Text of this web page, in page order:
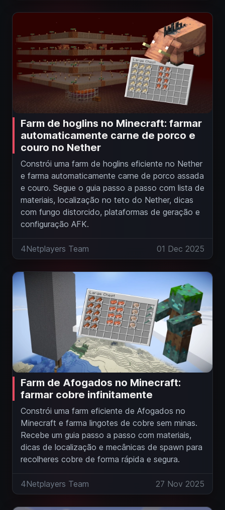
Farm de hoglins no Minecraft: farmar
automaticamente carne de porco e
couro no Nether
Constrói uma farm de hoglins eficiente no Nether
e farma automaticamente carne de porco assada
e couro. Segue o guia passo a passo com lista de
materiais, localização no teto do Nether, dicas
com fungo distorcido, plataformas de geração e
configuração AFK.
4Netplayers Team 01 Dec 2025
Farm de Afogados no Minecraft:
farmar cobre infinitamente
Constrói uma farm eficiente de Afogados no
Minecraft e farma lingotes de cobre sem minas.
Recebe um guia passo a passo com materiais,
dicas de localização e mecânicas de spawn para
recolheres cobre de forma rápida e segura.
4Netplayers Team 27 Nov 2025